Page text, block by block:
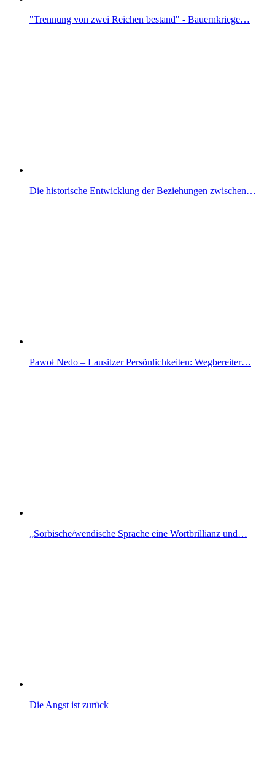
"Trennung von zwei Reichen bestand" - Bauernkriege…
Die historische Entwicklung der Beziehungen zwischen…
Pawoł Nedo – Lausitzer Persönlichkeiten: Wegbereiter…
„Sorbische/wendische Sprache eine Wortbrillianz und…
Die Angst ist zurück